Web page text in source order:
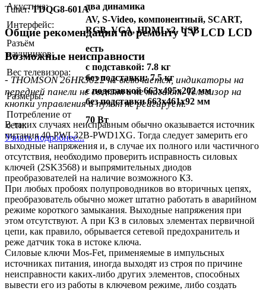
Акустика:
два динамика
Интерфейс:
AV, S-Video, компонентный, SCART,
RGB, VGA, HDMI x2, USB
Разъём
наушников:
есть
Вес телевизора:
с подставкой: 7.8 кг
без подставки: 7.5 кг
Размеры:
с подставкой 663x495x202 мм
без подставки 663x461x92 мм
Потребление от
сети:
70 Вт
Узнать подробнее...
Тuner:TDQG8-601A
Общие рекомендации по ремонту TV LCD LCD
Возможные неисправности
- THOMSON 26HR3022 не включается, индикаторы на
передней панели не светят и не мигают. Телевизор на
кнопки управления и пульт не реагирует.
В таких случаях неисправным обычно оказывается источник
питания 40-PWL32B-PWD1XG. Тогда следует замерить его
выходные напряжения и, в случае их полного или частичного
отсутствия, необходимо проверить исправность силовых
ключей (2SK3568) и выпрямительных диодов
преобразователей на наличие возможного КЗ.
При любых пробоях полупроводников во вторичных цепях,
преобразователь обычно может штатно работать в аварийном
режиме короткого замыкания. Выходные напряжения при
этом отсутствуют. А при КЗ в силовых элементах первичной
цепи, как правило, обрывается сетевой предохранитель и
реже датчик тока в истоке ключа.
Силовые ключи Mos-Fet, применяемые в импульсных
источниках питания, иногда выходят из строя по причине
неисправности каких-либо других элементов, способных
вывести его из работы в ключевом режиме, либо создать